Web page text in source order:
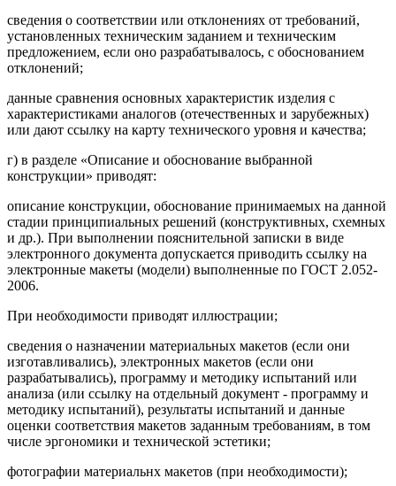
сведения о соответствии или отклонениях от требований,
установленных техническим заданием и техническим
предложением, если оно разрабатывалось, с обоснованием
отклонений;
данные сравнения основных характеристик изделия с
характеристиками аналогов (отечественных и зарубежных)
или дают ссылку на карту технического уровня и качества;
г) в разделе «Описание и обоснование выбранной
конструкции» приводят:
описание конструкции, обоснование принимаемых на данной
стадии принципиальных решений (конструктивных, схемных
и др.). При выполнении пояснительной записки в виде
электронного документа допускается приводить ссылку на
электронные макеты (модели) выполненные по ГОСТ 2.052-
2006.
При необходимости приводят иллюстрации;
сведения о назначении материальных макетов (если они
изготавливались), электронных макетов (если они
разрабатывались), программу и методику испытаний или
анализа (или ссылку на отдельный документ - программу и
методику испытаний), результаты испытаний и данные
оценки соответствия макетов заданным требованиям, в том
числе эргономики и технической эстетики;
фотографии материальнх макетов (при необходимости);